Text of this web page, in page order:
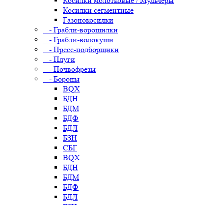
Косилки сегментные
Газонокосилки
- Грабли-ворошилки
- Грабли-волокуши
- Пресс-подборщики
- Плуги
- Почвофрезы
- Бороны
BQX
БДН
БДМ
БДФ
БДЛ
БЗН
СБГ
BQX
БДН
БДМ
БДФ
БДЛ